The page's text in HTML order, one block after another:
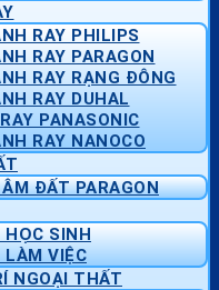
RAY PHILIPS
RAY PARAGON
RAY RẠNG ĐÔNG
RAY DUHAL
PANASONIC
RAY NANOCO
ĐẤT PARAGON
SINH
VIỆC
NGOẠI THẤT